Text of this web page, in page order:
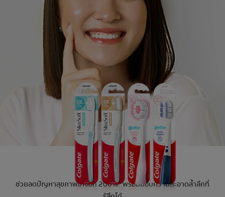
ช่วยลดปัญหาสุขภาพเหงือก 200%* พร้อมมอบความสะอาดล้ำลึกที่